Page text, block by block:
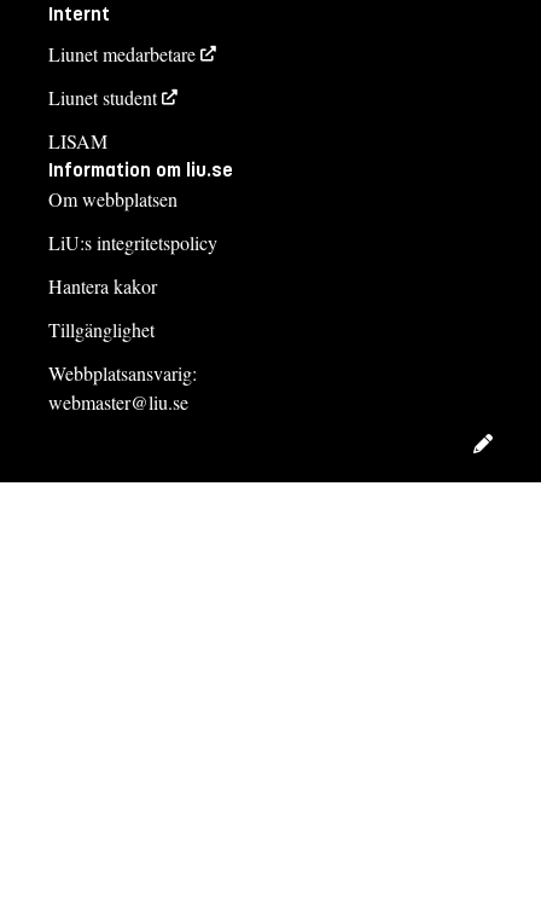
Internt
Liunet medarbetare
Liunet student
LISAM
Information om liu.se
Om webbplatsen
LiU:s integritetspolicy
Hantera kakor
Tillgänglighet
Webbplatsansvarig:
webmaster@liu.se